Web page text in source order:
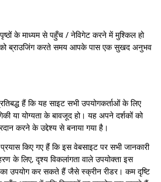
के माध्यम से पहुँच / नेविगेट करने में मुश्किल हो
को ब्राउजिंग करते समय आपके पास एक सुखद अनुभव
हैं कि यह साइट सभी उपयोगकर्ताओं के लिए
या योग्यता के बावजूद हो। यह अपने दर्शकों को
करने के उद्देश्य से बनाया गया है।
किए गए हैं कि इस वेबसाइट पर सभी जानकारी
के लिए, दृश्य विकलांगता वाले उपयोक्ता इस
का उपयोग कर सकते हैं जैसे स्क्रीन रीडर। कम दृष्टि